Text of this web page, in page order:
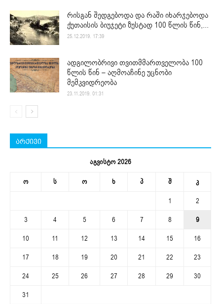
რისგან შედგებოდა და რაში იხარჯებოდა
ქუთაისის ბიუჯეტი ზუსტად 100 წლის წინ,...
25.12.2019. 17:39
ადგილობრივი თვითმმართველობა 100
წლის წინ – აღმოაჩინე უცნობი
მემკვიდრეობა
23.11.2019. 01:31
არქივი
აგვისტო 2026
ო ს ო ხ პ შ კ
1
2
3
4 5 6 7 8
9
10
11 12 13 14 15
16
17
18 19 20 21 22
23
24
25 26 27 28 29
30
31